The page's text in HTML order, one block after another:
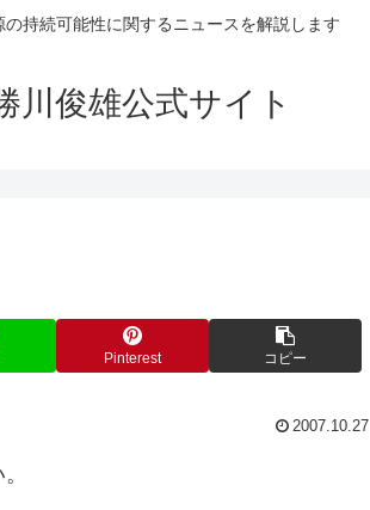
の持続可能性に関するニュースを解説します
川俊雄公式サイト
Pinterest コピー
2007.10.27